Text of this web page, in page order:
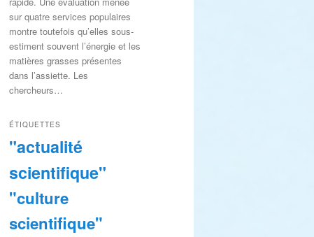
sur quatre services populaires
montre toutefois qu’elles sous-
estiment souvent l’énergie et les
matières grasses présentes
dans l’assiette. Les
chercheurs…
ÉTIQUETTES
"actualité
scientifique"
"culture
scientifique"